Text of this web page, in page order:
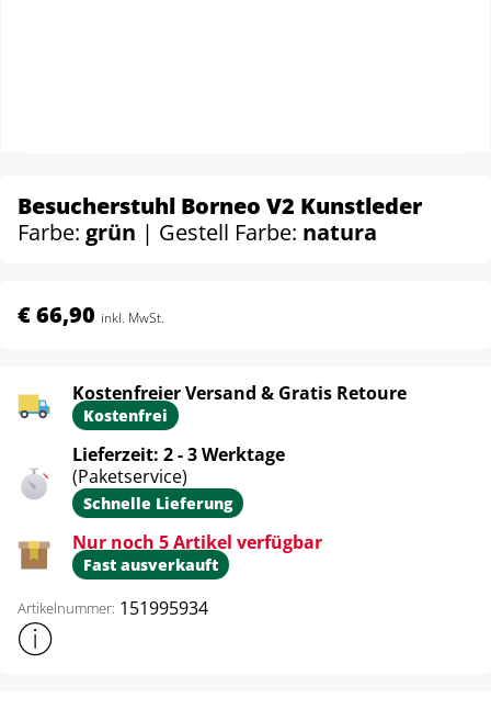
Besucherstuhl Borneo V2 Kunstleder
Farbe: grün | Gestell Farbe: natura
€ 66,90 inkl. MwSt.
Kostenfreier Versand & Gratis Retoure
Kostenfrei
Lieferzeit: 2 - 3 Werktage
(Paketservice)
Schnelle Lieferung
Nur noch 5 Artikel verfügbar
Fast ausverkauft
Artikelnummer: 151995934
Weitere Produktinformationen anzeigen